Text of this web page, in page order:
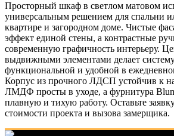
Просторный шкаф в светлом матовом
универсальным решением для спальни
квартире и загородном доме. Чистые
эффект единой стены, а контрастные
современную графичность интерьеру.
выдвижными элементами делает
функциональной и удобной в
Корпус из прочного ЛДСП устойчив к
ЛМДФ просты в уходе, а фурнитура
плавную и тихую работу. Оставьте
стоимости проекта и вызова замерщика.